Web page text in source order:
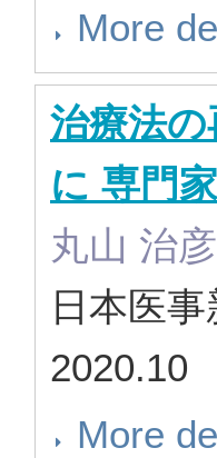
More
治療法
に 専門
丸山 治彦
日本医
2020.10
More